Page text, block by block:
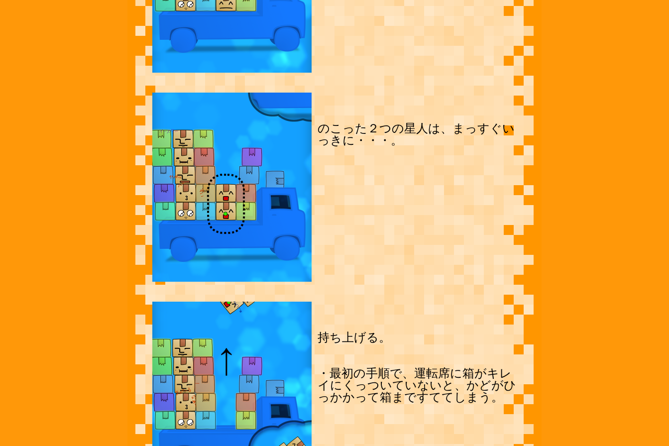
のこった２つの星人は、まっすぐい
っきに・・・。
持ち上げる。
・最初の手順で、運転席に箱がキレ
イにくっついていないと、かどがひ
っかかって箱まですててしまう。